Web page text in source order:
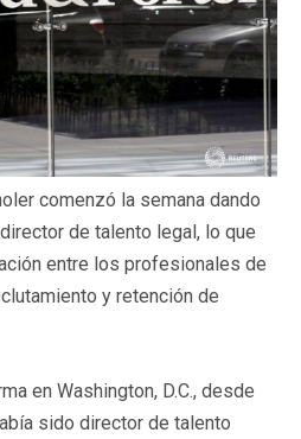
comenzó la semana dando
de talento legal, lo que
entre los profesionales de
y retención de
en Washington, D.C., desde
sido director de talento